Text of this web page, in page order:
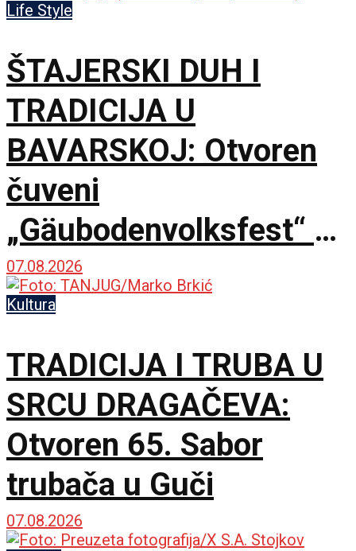
Life Style
ŠTAJERSKI DUH I
TRADICIJA U
BAVARSKOJ: Otvoren
čuveni
„Gäubodenvolksfest“ u
Štraubingu
07.08.2026
Kultura
TRADICIJA I TRUBA U
SRCU DRAGAČEVA:
Otvoren 65. Sabor
trubača u Guči
07.08.2026